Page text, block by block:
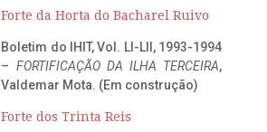
Forte da Horta do Bacharel Ruivo
Boletim do IHIT, Vol. LI-LII, 1993-1994
– FORTIFICAÇÃO DA ILHA TERCEIRA,
Valdemar Mota. (Em construção)
Forte dos Trinta Reis